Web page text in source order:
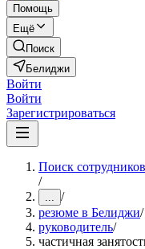
Помощь
Ещё
Поиск
Белиджи
Войти
Войти
Зарегистрироваться
Поиск
/
... /
резюме в Белиджи/
руководитель/
частичная